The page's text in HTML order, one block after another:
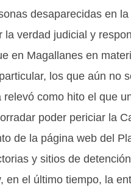
desaparecidas en
la verdad judicial y
en Magallanes en
los que aún no
relevó como hito el que
poder periciar la
de la página web del
y sitios de
en el último tiempo, la